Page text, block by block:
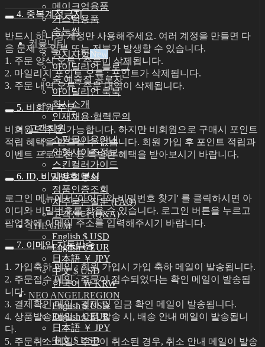
메이크업용품
커스텀용품
속눈썹
커뮤니티
공지사항
아이딜리언 블로그
숨 예술적 공로자
아이딜리언 룩북
회사소개
인재채용·협력문의
고객지원
쇼핑몰이용안내
인형사이즈정보
스킨컬러가이드
사용설명서
정품인증조회
자주묻는질문 (FAQ)
고객센터 (Q&A)
THE GEM
English $ USD
English € EUR
日本語 ￥ JPY
中文 $ USD
한국어 ￦ KRW
NEO ANGELREGION
English $ USD
English € EUR
日本語 ￥ JPY
中文 $ USD
4. 중복계정금지
반드시 하나의 계정만 사용해주세요. 여러 계정을 만들면 다
음 문제 중 일부 또는 전부가 발생할 수 있습니다.
1. 주문 양식 오류 : 주문이 삭제됩니다.
2. 마일리지 포인트 오류 : 포인트가 삭제됩니다.
3. 주문 내역 오류 : 주문 내역이 삭제됩니다.
5. 비회원 주문
비회원도 주문 가능합니다. 하지만 비회원으로 구매시 포인트
적립 혜택을 받으실 수 없습니다. 회원 가입 후 포인트 적립과
이벤트 프로모션 등 특별한 혜택을 받아보시기 바랍니다.
6. ID, 비밀번호 분실
로그인 메뉴에서 '아이디와 비밀번호 찾기' 를 클릭하시면 아
이디와 비밀번호를 찾을 수 있습니다. 로그인 버튼을 누르고
팝업창에 이메일 주소를 입력해주시기 바랍니다.
7. 이메일 자동발송
1. 가입축하 메일 : 회원 가입시 가입 축하 메일이 발송됩니다.
2. 주문접수 메일 : 주문이 접수되었다는 확인 메일이 발송됩
니다.
3. 결제확인 메일 : 결제 및 입금 확인 메일이 발송됩니다.
4. 상품발송 메일 : 상품 발송 시, 배송 안내 메일이 발송됩니
다.
5. 주문취소 메일 : 주문이 취소된 경우, 취소 안내 메일이 발송